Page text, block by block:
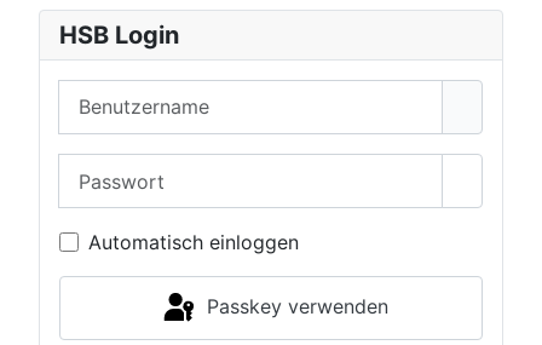
HSB Login
Automatisch einloggen
Passkey verwenden